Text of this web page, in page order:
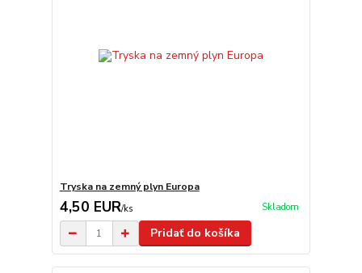
Tryska na zemný plyn Europa
4,50 EUR/ks Skladom
Pridať do košíka